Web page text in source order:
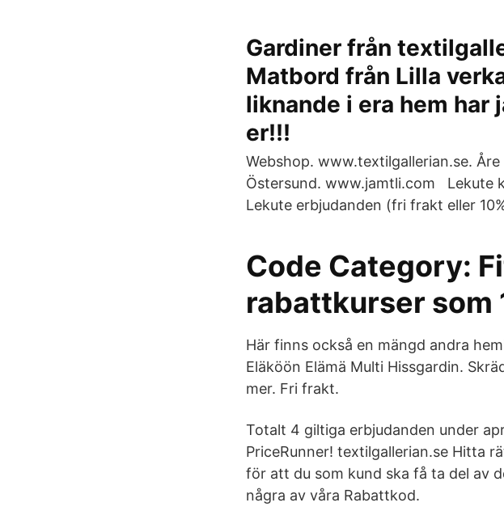
Gardiner från
Matbord från Lilla
liknande i era hem
er!!!
Webshop. www.textilgallerian.se.
Östersund. www.jamtli.com Lekute
Lekute erbjudanden (fri frakt eller
Code Category:
rabattkurser som
Här finns också en mängd andra
Eläköön Elämä Multi Hissgardin.
mer. Fri frakt.
Totalt 4 giltiga erbjudanden under
PriceRunner! textilgallerian.se Hitta
för att du som kund ska få ta del av
några av våra Rabattkod.